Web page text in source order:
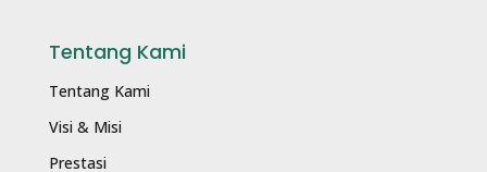
Tentang Kami
Tentang Kami
Visi & Misi
Prestasi